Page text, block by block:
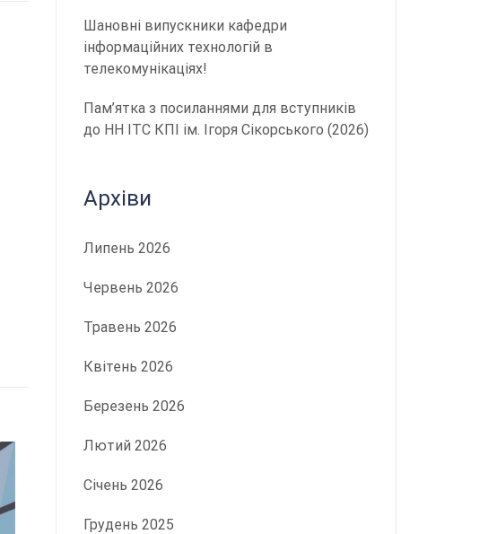
Шановні випускники кафедри
інформаційних технологій в
телекомунікаціях!
Пам’ятка з посиланнями для вступників
до НН ІТС КПІ ім. Ігоря Сікорського (2026)
Архіви
Липень 2026
Червень 2026
Травень 2026
Квітень 2026
Березень 2026
Лютий 2026
Січень 2026
Грудень 2025